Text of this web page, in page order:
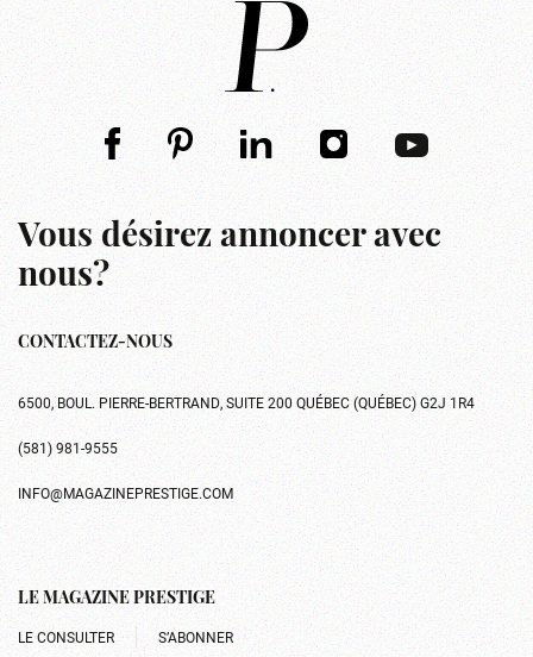
Vous désirez annoncer avec
nous?
CONTACTEZ-NOUS
6500, BOUL. PIERRE-BERTRAND, SUITE 200 QUÉBEC (QUÉBEC) G2J 1R4
(581) 981-9555
INFO@MAGAZINEPRESTIGE.COM
LE MAGAZINE PRESTIGE
LE CONSULTER S’ABONNER